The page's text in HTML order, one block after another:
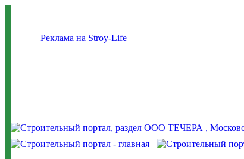
Реклама на Stroy-Life